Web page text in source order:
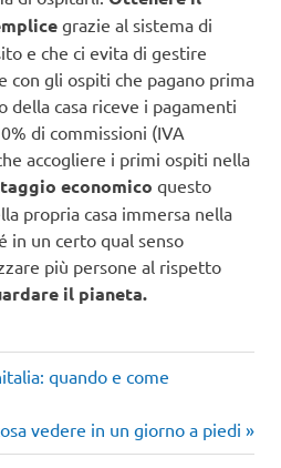
grazie al sistema di
e che ci evita di gestire
con gli ospiti che pagano prima
casa riceve i pagamenti
di commissioni (IVA
accogliere i primi ospiti nella
economico questo
propria casa immersa nella
in un certo qual senso
più persone al rispetto
il pianeta.
quando e come
vedere in un giorno a piedi